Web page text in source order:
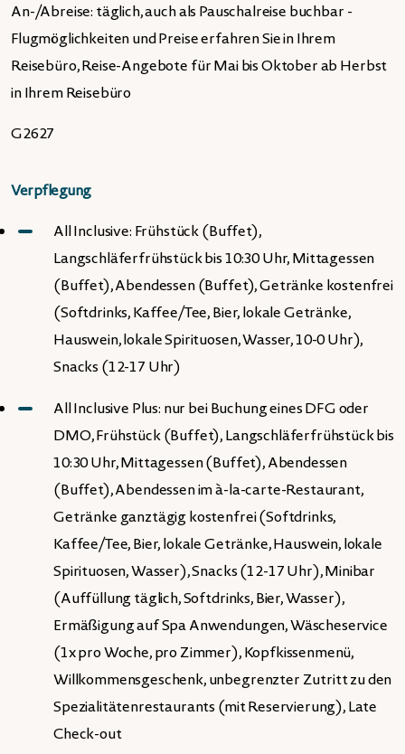
An-/Abreise: täglich, auch als Pauschalreise buchbar -
Flugmöglichkeiten und Preise erfahren Sie in Ihrem
Reisebüro, Reise-Angebote für Mai bis Oktober ab Herbst
in Ihrem Reisebüro
G2627
Verpflegung
All Inclusive: Frühstück (Buffet),
Langschläferfrühstück bis 10:30 Uhr, Mittagessen
(Buffet), Abendessen (Buffet), Getränke kostenfrei
(Softdrinks, Kaffee/Tee, Bier, lokale Getränke,
Hauswein, lokale Spirituosen, Wasser, 10-0 Uhr),
Snacks (12-17 Uhr)
All Inclusive Plus: nur bei Buchung eines DFG oder
DMO, Frühstück (Buffet), Langschläferfrühstück bis
10:30 Uhr, Mittagessen (Buffet), Abendessen
(Buffet), Abendessen im à-la-carte-Restaurant,
Getränke ganztägig kostenfrei (Softdrinks,
Kaffee/Tee, Bier, lokale Getränke, Hauswein, lokale
Spirituosen, Wasser), Snacks (12-17 Uhr), Minibar
(Auffüllung täglich, Softdrinks, Bier, Wasser),
Ermäßigung auf Spa Anwendungen, Wäscheservice
(1x pro Woche, pro Zimmer), Kopfkissenmenü,
Willkommensgeschenk, unbegrenzter Zutritt zu den
Spezialitätenrestaurants (mit Reservierung), Late
Check-out